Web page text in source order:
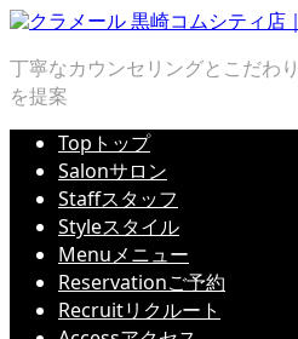
丁寧なカウンセリングとこだわ
を提案
Top トップ
Salonサロン
Staffスタッフ
Styleスタイル
Menuメニュー
Reservationご予約
Recruitリクルート